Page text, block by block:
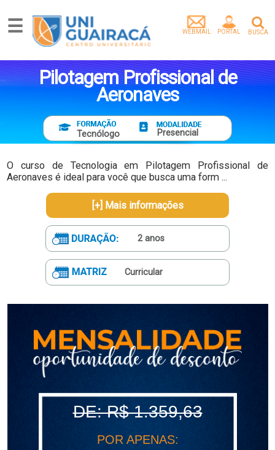
Graduação
Pós-
Graduação
Extensão
Egressos
Extensão
Vídeos
Instituição
Empresa
parceira
Tenha
Calendário
Acadêmico
Portal
da
Biblioteca
Guairacard
☰ BUSCA
PORTAL
WEBMAIL
Pilotagem Profissional de
Aeronaves
Tecnólogo Presencial
O curso de Tecnologia em Pilotagem Profissional de
Aeronaves é ideal para você que busca uma form ...
[+] Mais informações
2 anos
Curricular
DE: R$ 1.359,63
POR APENAS: